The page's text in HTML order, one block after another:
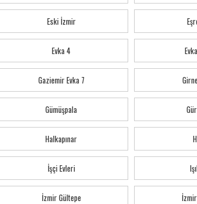
Eski İzmir
Evka 4
Gaziemir Evka 7
Gümüşpala
Halkapınar
İşçi Evleri
İzmir Gültepe